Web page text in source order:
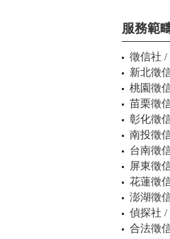
服務範
徵信社 /
新北徵
桃園徵
苗栗徵
彰化徵
南投徵
台南徵
屏東徵
花蓮徵
澎湖徵
偵探社 /
合法徵